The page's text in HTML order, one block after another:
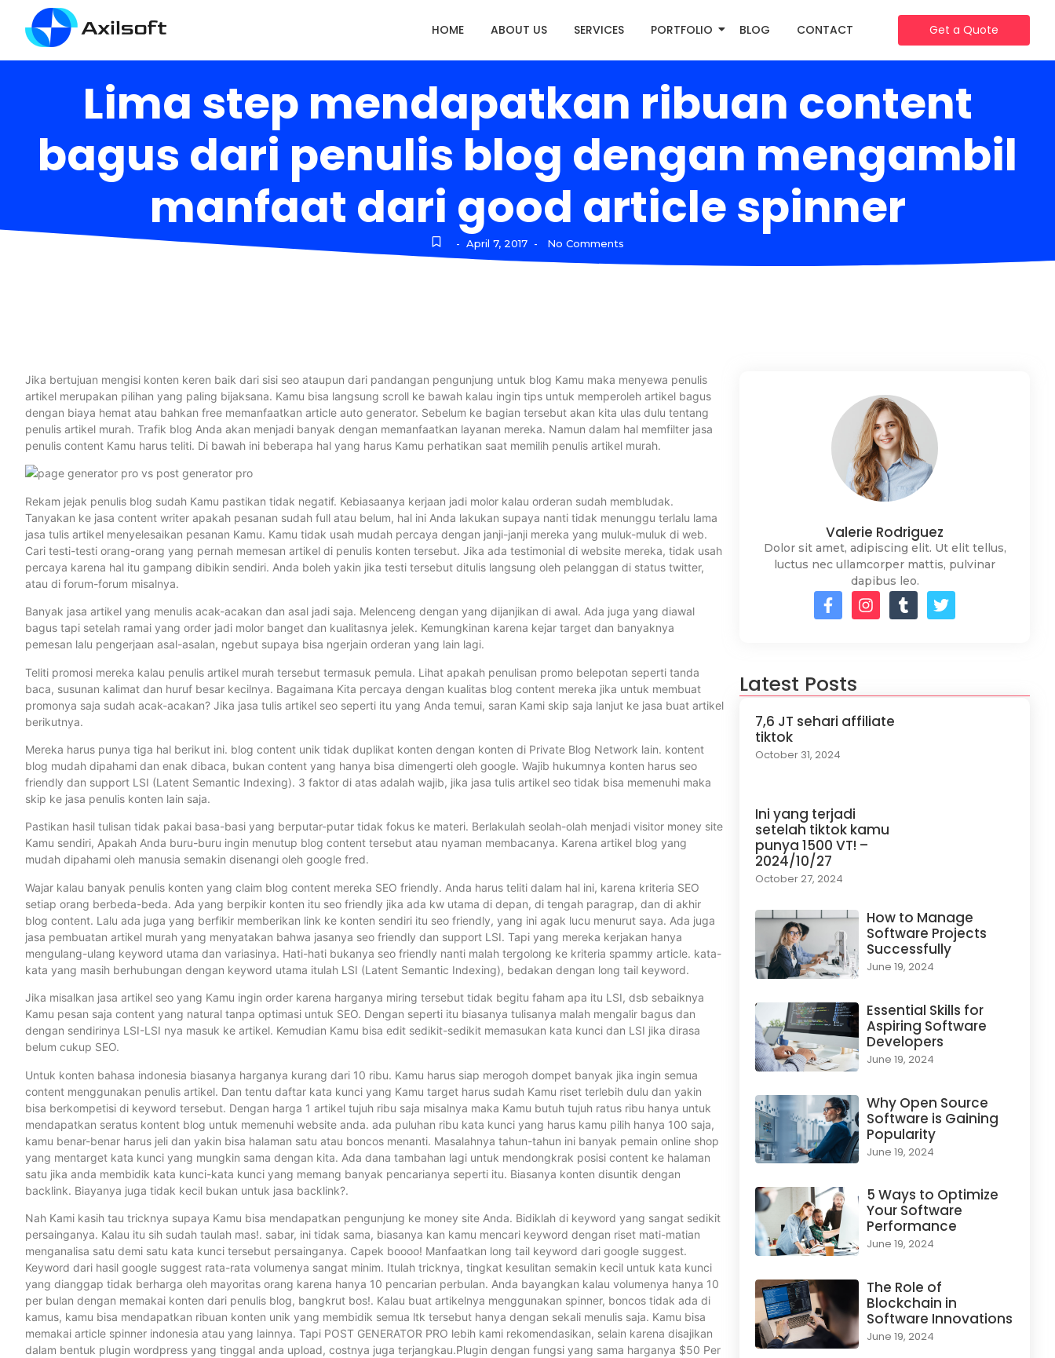
HOME ABOUT US SERVICES PORTFOLIO BLOG CONTACT Get a Quote
Lima step mendapatkan ribuan content
bagus dari penulis blog dengan mengambil
manfaat dari good article spinner
- April 7, 2017 - No Comments
Jika bertujuan mengisi konten keren baik dari sisi seo ataupun dari pandangan pengunjung untuk blog Kamu maka menyewa penulis
artikel merupakan pilihan yang paling bijaksana. Kamu bisa langsung scroll ke bawah kalau ingin tips untuk memperoleh artikel bagus
dengan biaya hemat atau bahkan free memanfaatkan article auto generator. Sebelum ke bagian tersebut akan kita ulas dulu tentang
penulis artikel murah. Trafik blog Anda akan menjadi banyak dengan memanfaatkan layanan mereka. Namun dalam hal memfilter jasa
penulis content Kamu harus teliti. Di bawah ini beberapa hal yang harus Kamu perhatikan saat memilih penulis artikel murah.
Rekam jejak penulis blog sudah Kamu pastikan tidak negatif. Kebiasaanya kerjaan jadi molor kalau orderan sudah membludak.
Tanyakan ke jasa content writer apakah pesanan sudah full atau belum, hal ini Anda lakukan supaya nanti tidak menunggu terlalu lama
jasa tulis artikel menyelesaikan pesanan Kamu. Kamu tidak usah mudah percaya dengan janji-janji mereka yang muluk-muluk di web.
Cari testi-testi orang-orang yang pernah memesan artikel di penulis konten tersebut. Jika ada testimonial di website mereka, tidak usah
percaya karena hal itu gampang dibikin sendiri. Anda boleh yakin jika testi tersebut ditulis langsung oleh pelanggan di status twitter,
atau di forum-forum misalnya.
Banyak jasa artikel yang menulis acak-acakan dan asal jadi saja. Melenceng dengan yang dijanjikan di awal. Ada juga yang diawal
bagus tapi setelah ramai yang order jadi molor banget dan kualitasnya jelek. Kemungkinan karena kejar target dan banyaknya
pemesan lalu pengerjaan asal-asalan, ngebut supaya bisa ngerjain orderan yang lain lagi.
Teliti promosi mereka kalau penulis artikel murah tersebut termasuk pemula. Lihat apakah penulisan promo belepotan seperti tanda
baca, susunan kalimat dan huruf besar kecilnya. Bagaimana Kita percaya dengan kualitas blog content mereka jika untuk membuat
promonya saja sudah acak-acakan? Jika jasa tulis artikel seo seperti itu yang Anda temui, saran Kami skip saja lanjut ke jasa buat artikel
berikutnya.
Mereka harus punya tiga hal berikut ini. blog content unik tidak duplikat konten dengan konten di Private Blog Network lain. kontent
blog mudah dipahami dan enak dibaca, bukan content yang hanya bisa dimengerti oleh google. Wajib hukumnya konten harus seo
friendly dan support LSI (Latent Semantic Indexing). 3 faktor di atas adalah wajib, jika jasa tulis artikel seo tidak bisa memenuhi maka
skip ke jasa penulis konten lain saja.
Pastikan hasil tulisan tidak pakai basa-basi yang berputar-putar tidak fokus ke materi. Berlakulah seolah-olah menjadi visitor money site
Kamu sendiri, Apakah Anda buru-buru ingin menutup blog content tersebut atau nyaman membacanya. Karena artikel blog yang
mudah dipahami oleh manusia semakin disenangi oleh google fred.
Wajar kalau banyak penulis konten yang claim blog content mereka SEO friendly. Anda harus teliti dalam hal ini, karena kriteria SEO
setiap orang berbeda-beda. Ada yang berpikir konten itu seo friendly jika ada kw utama di depan, di tengah paragrap, dan di akhir
blog content. Lalu ada juga yang berfikir memberikan link ke konten sendiri itu seo friendly, yang ini agak lucu menurut saya. Ada juga
jasa pembuatan artikel murah yang menyatakan bahwa jasanya seo friendly dan support LSI. Tapi yang mereka kerjakan hanya
mengulang-ulang keyword utama dan variasinya. Hati-hati bukanya seo friendly nanti malah tergolong ke kriteria spammy article. kata-
kata yang masih berhubungan dengan keyword utama itulah LSI (Latent Semantic Indexing), bedakan dengan long tail keyword.
Jika misalkan jasa artikel seo yang Kamu ingin order karena harganya miring tersebut tidak begitu faham apa itu LSI, dsb sebaiknya
Kamu pesan saja content yang natural tanpa optimasi untuk SEO. Dengan seperti itu biasanya tulisanya malah mengalir bagus dan
dengan sendirinya LSI-LSI nya masuk ke artikel. Kemudian Kamu bisa edit sedikit-sedikit memasukan kata kunci dan LSI jika dirasa
belum cukup SEO.
Untuk konten bahasa indonesia biasanya harganya kurang dari 10 ribu. Kamu harus siap merogoh dompet banyak jika ingin semua
content menggunakan penulis artikel. Dan tentu daftar kata kunci yang Kamu target harus sudah Kamu riset terlebih dulu dan yakin
bisa berkompetisi di keyword tersebut. Dengan harga 1 artikel tujuh ribu saja misalnya maka Kamu butuh tujuh ratus ribu hanya untuk
mendapatkan seratus kontent blog untuk memenuhi website anda. ada puluhan ribu kata kunci yang harus kamu pilih hanya 100 saja,
kamu benar-benar harus jeli dan yakin bisa halaman satu atau boncos menanti. Masalahnya tahun-tahun ini banyak pemain online shop
yang mentarget kata kunci yang mungkin sama dengan kita. Ada dana tambahan lagi untuk mendongkrak posisi content ke halaman
satu jika anda membidik kata kunci-kata kunci yang memang banyak pencarianya seperti itu. Biasanya konten disuntik dengan
backlink. Biayanya juga tidak kecil bukan untuk jasa backlink?.
Nah Kami kasih tau tricknya supaya Kamu bisa mendapatkan pengunjung ke money site Anda. Bidiklah di keyword yang sangat sedikit
persainganya. Kalau itu sih sudah taulah mas!. sabar, ini tidak sama, biasanya kan kamu mencari keyword dengan riset mati-matian
menganalisa satu demi satu kata kunci tersebut persainganya. Capek boooo! Manfaatkan long tail keyword dari google suggest.
Keyword dari hasil google suggest rata-rata volumenya sangat minim. Itulah tricknya, tingkat kesulitan semakin kecil untuk kata kunci
yang dianggap tidak berharga oleh mayoritas orang karena hanya 10 pencarian perbulan. Anda bayangkan kalau volumenya hanya 10
per bulan dengan memakai konten dari penulis blog, bangkrut bos!. Kalau buat artikelnya menggunakan spinner, boncos tidak ada di
kamus, kamu bisa mendapatkan ribuan konten unik yang membidik semua ltk tersebut hanya dengan sekali menulis saja. Kamu bisa
memakai article spinner indonesia atau yang lainnya. Tapi POST GENERATOR PRO lebih kami rekomendasikan, selain karena disajikan
dalam bentuk plugin wordpress yang tinggal anda upload, costnya juga terjangkau.Plugin dengan fungsi yang sama harganya $50 Per
Valerie Rodriguez
Dolor sit amet, adipiscing elit. Ut elit tellus,
luctus nec ullamcorper mattis, pulvinar
dapibus leo.
Latest Posts
7,6 JT sehari affiliate
tiktok
October 31, 2024
Ini yang terjadi
setelah tiktok kamu
punya 1500 VT! –
2024/10/27
October 27, 2024
How to Manage
Software Projects
Successfully
June 19, 2024
Essential Skills for
Aspiring Software
Developers
June 19, 2024
Why Open Source
Software is Gaining
Popularity
June 19, 2024
5 Ways to Optimize
Your Software
Performance
June 19, 2024
The Role of
Blockchain in
Software Innovations
June 19, 2024